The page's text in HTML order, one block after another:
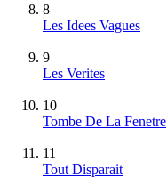
8
Les Idees Vagues
9
Les Verites
10
Tombe De La Fenetre
11
Tout Disparait